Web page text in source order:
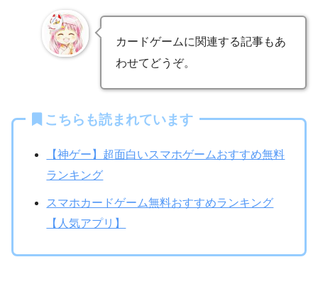
カードゲームに関連する記事もあ
わせてどうぞ。
こちらも読まれています
【神ゲー】超面白いスマホゲームおすすめ無料
ランキング
スマホカードゲーム無料おすすめランキング
【人気アプリ】